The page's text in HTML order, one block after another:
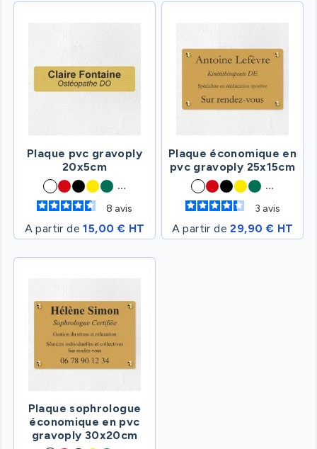
Plaque pvc gravoply
20x5cm
...
8 avis
A partir de15,00 € HT
Plaque économique en
pvc gravoply 25x15cm
...
3 avis
A partir de29,90 € HT
Plaque sophrologue
économique en pvc
gravoply 30x20cm